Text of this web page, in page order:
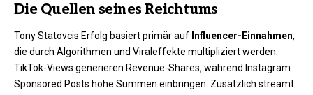
Die Quellen seines Reichtums
Tony Statovcis Erfolg basiert primär auf Influencer-Einnahmen,
die durch Algorithmen und Viraleffekte multipliziert werden.
TikTok-Views generieren Revenue-Shares, während Instagram
Sponsored Posts hohe Summen einbringen. Zusätzlich streamt